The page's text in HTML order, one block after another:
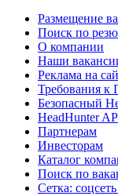
Размещение
Поиск по
О компании
Наши
Реклама на
Требования к
Безопасный
HeadHunter
Партнерам
Инвесторам
Каталог
Поиск по
Сетка: